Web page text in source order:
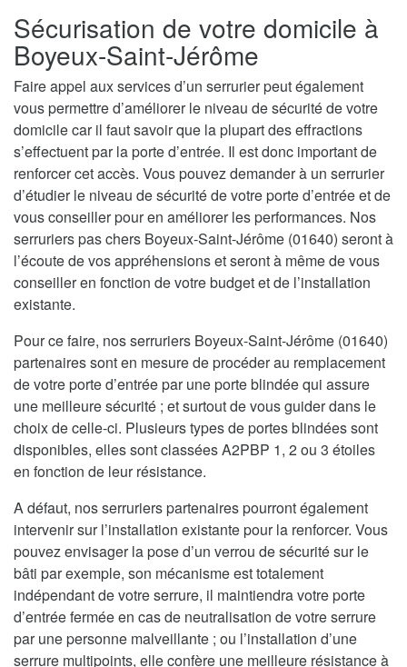
Sécurisation de votre domicile à
Boyeux-Saint-Jérôme
Faire appel aux services d’un serrurier peut également
vous permettre d’améliorer le niveau de sécurité de votre
domicile car il faut savoir que la plupart des effractions
s’effectuent par la porte d’entrée. Il est donc important de
renforcer cet accès. Vous pouvez demander à un serrurier
d’étudier le niveau de sécurité de votre porte d’entrée et de
vous conseiller pour en améliorer les performances. Nos
serruriers pas chers Boyeux-Saint-Jérôme (01640) seront à
l’écoute de vos appréhensions et seront à même de vous
conseiller en fonction de votre budget et de l’installation
existante.
Pour ce faire, nos serruriers Boyeux-Saint-Jérôme (01640)
partenaires sont en mesure de procéder au remplacement
de votre porte d’entrée par une porte blindée qui assure
une meilleure sécurité ; et surtout de vous guider dans le
choix de celle-ci. Plusieurs types de portes blindées sont
disponibles, elles sont classées A2PBP 1, 2 ou 3 étoiles
en fonction de leur résistance.
A défaut, nos serruriers partenaires pourront également
intervenir sur l’installation existante pour la renforcer. Vous
pouvez envisager la pose d’un verrou de sécurité sur le
bâti par exemple, son mécanisme est totalement
indépendant de votre serrure, il maintiendra votre porte
d’entrée fermée en cas de neutralisation de votre serrure
par une personne malveillante ; ou l’installation d’une
serrure multipoints, elle confère une meilleure résistance à